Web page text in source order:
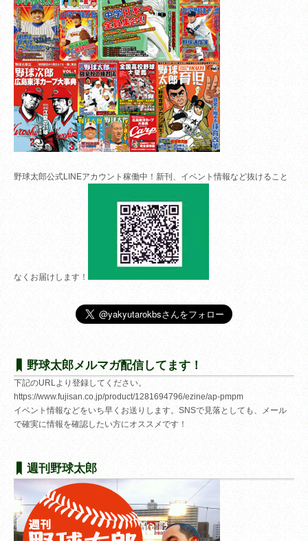
野球太郎公式LINEアカウント稼働中！新刊、イベント情報など抜けること
なくお届けします！
野球太郎メルマガ配信してます！
下記のURLより登録してください。
https://www.fujisan.co.jp/product/1281694796/ezine/ap-pmpm
イベント情報などをいち早くお送りします。SNSで見落としても、メール
で確実に情報を確認したい方にオススメです！
週刊野球太郎